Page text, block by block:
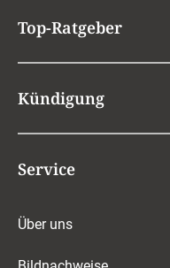
Top-Ratgeber
Kündigung
Service
Über uns